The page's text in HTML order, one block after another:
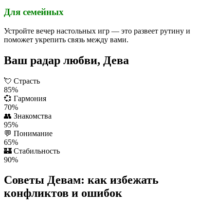
Для семейных
Устройте вечер настольных игр — это развеет рутину и
поможет укрепить связь между вами.
Ваш радар любви, Дева
💘 Страсть
85%
💞 Гармония
70%
👥 Знакомства
95%
💬 Понимание
65%
🏰 Стабильность
90%
Советы Девам: как избежать
конфликтов и ошибок